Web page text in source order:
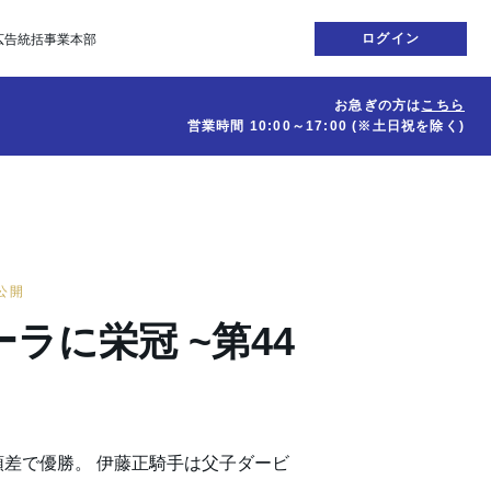
告統括事業本部 ログイン
お急ぎの方はこちら
営業時間 10:00～17:00(※土日祝を除く)
開
ラに栄冠 ~第44
で優勝。 伊藤正騎手は父子ダービ